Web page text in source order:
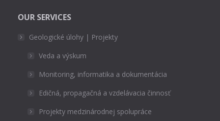
OUR SERVICES
Geologické úlohy | Projekty
Veda a výskum
Monitoring, informatika a dokumentácia
Edičná, propagačná a vzdelávacia činnosť
Projekty medzinárodnej spolupráce